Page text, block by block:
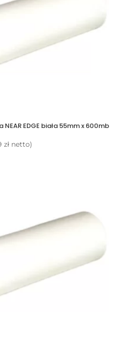
EDGE biała 55mm x 600mb
złnetto)